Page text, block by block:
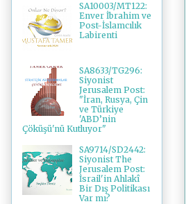
SA10003/MT122:
Enver İbrahim ve
Post-İslamcılık
Labirenti
SA8633/TG296:
Siyonist
Jerusalem Post:
"İran, Rusya, Çin
ve Türkiye
'ABD’nin
Çöküşü'nü Kutluyor"
SA9714/SD2442:
Siyonist The
Jerusalem Post:
İsrail'in Ahlakî
Bir Dış Politikası
Var mı?